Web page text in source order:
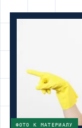
ФОТО К МАТЕРИАЛУ